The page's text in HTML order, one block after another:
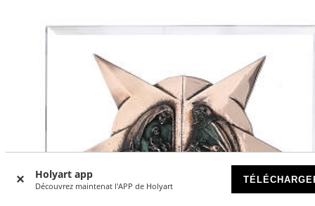
Holyart app
Découvrez maintenat l'APP de Holyart